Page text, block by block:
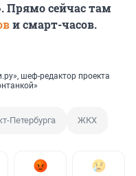
Прямо сейчас там
и смарт-часов.
шеф-редактор проекта
Петербурга ЖКХ